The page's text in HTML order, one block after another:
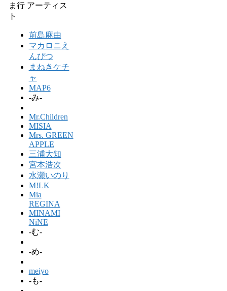
ま行 アーティス
ト
前島麻由
マカロニえ
んぴつ
まねきケチ
ャ
MAP6
-み-
Mr.Children
MISIA
Mrs. GREEN
APPLE
三浦大知
宮本浩次
水瀬いのり
M!LK
Mia
REGINA
MINAMI
NiNE
-む-
-め-
meiyo
-も-